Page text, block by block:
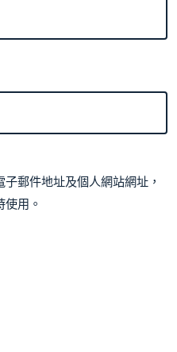
郵件地址及個人網站網址，
用。